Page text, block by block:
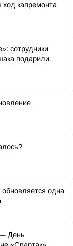
капремонта
сотрудники
подарили
одна
День